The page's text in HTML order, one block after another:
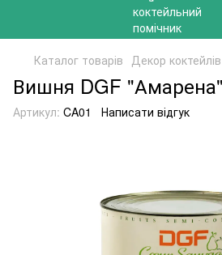
Каталог товарів Декор коктейлів
Вишня DGF "Амарена"
Артикул: CA01 Написати відгук